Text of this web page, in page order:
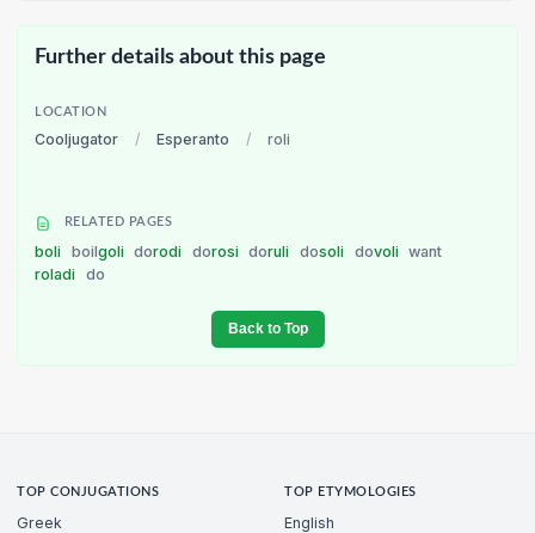
Further details about this page
LOCATION
Cooljugator / Esperanto / roli
RELATED PAGES
boli boilgoli dorodi dorosi doruli dosoli dovoli
want
roladi
do
Back to Top
TOP CONJUGATIONS
Greek
TOP ETYMOLOGIES
English